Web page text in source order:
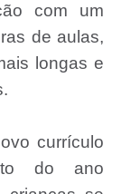
com um
de aulas,
longas e
currículo
do ano